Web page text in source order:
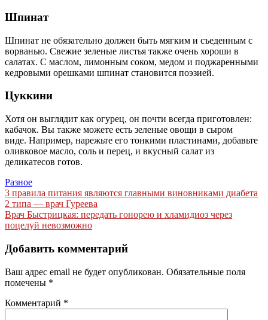
Шпинат
Шпинат не обязательно должен быть мягким и съеденным с
ворванью. Свежие зеленые листья также очень хороши в
салатах. С маслом, лимонным соком, медом и поджаренными
кедровыми орешками шпинат становится поэзией.
Цуккини
Хотя он выглядит как огурец, он почти всегда приготовлен:
кабачок. Вы также можете есть зеленые овощи в сыром
виде. Например, нарежьте его тонкими пластинами, добавьте
оливковое масло, соль и перец, и вкусный салат из
деликатесов готов.
Разное
Навигация
по
записям
3 правила питания являются главными виновниками диабета
2 типа — врач Гуреева
Врач Быстрицкая: передать гонорею и хламидиоз через
поцелуй невозможно
Добавить комментарий
Ваш адрес email не будет опубликован. Обязательные поля
помечены *
Комментарий *